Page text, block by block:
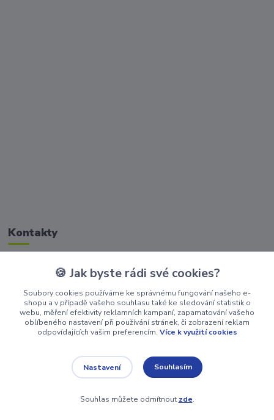
Kontakty
Zákaznická podpora Golisimo
obchodgolisimo@seznam.cz
Vytvořeno na Eshop-rychle.cz
🍪 Jak byste rádi své cookies?
Soubory cookies používáme ke správnému fungování našeho e-
shopu a v případě vašeho souhlasu také ke sledování statistik o
webu, měření efektivity reklamních kampaní, zapamatování vašeho
oblíbeného nastavení při používání stránek, či zobrazení reklam
odpovídajících vašim preferencím. Více k využití cookies
Nastavení Souhlasím
Souhlas můžete odmítnout zde.